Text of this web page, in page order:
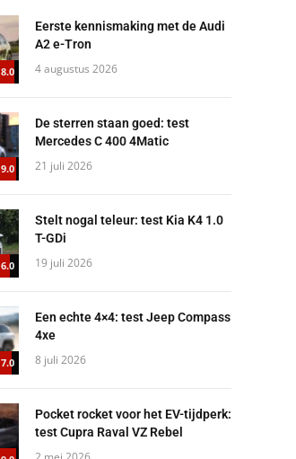
8.0
Eerste kennismaking met de Audi
A2 e-Tron
4 augustus 2026
9.0
De sterren staan goed: test
Mercedes C 400 4Matic
21 juli 2026
6.0
Stelt nogal teleur: test Kia K4 1.0
T-GDi
19 juli 2026
7.0
Een echte 4×4: test Jeep Compass
4xe
8 juli 2026
Pocket rocket voor het EV-tijdperk:
test Cupra Raval VZ Rebel